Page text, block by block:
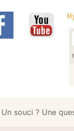
Un souci ? Une